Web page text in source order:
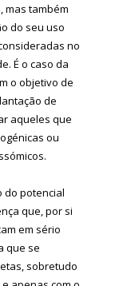
mas também
do seu uso
no
É o caso da
o objetivo de
de
aqueles que
ou
do potencial
que, por si
em sério
que se
sobretudo